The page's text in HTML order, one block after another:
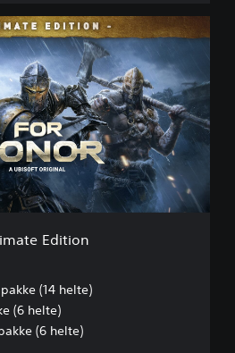
Edition
(14 helte)
(6 helte)
(6 helte)